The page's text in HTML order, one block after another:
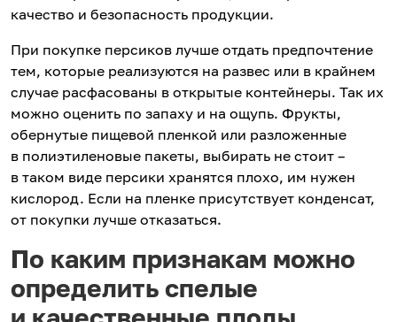
качество и безопасность продукции.
При покупке персиков лучше отдать предпочтение
тем, которые реализуются на развес или в крайнем
случае расфасованы в открытые контейнеры. Так их
можно оценить по запаху и на ощупь. Фрукты,
обернутые пищевой пленкой или разложенные
в полиэтиленовые пакеты, выбирать не стоит –
в таком виде персики хранятся плохо, им нужен
кислород. Если на пленке присутствует конденсат,
от покупки лучше отказаться.
По каким признакам можно
определить спелые